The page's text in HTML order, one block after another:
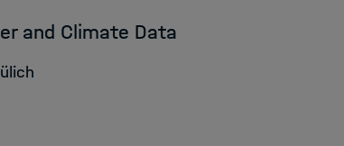
and Climate Data